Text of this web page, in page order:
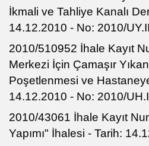
İkmali ve Tahliye Kanalı
14.12.2010 - No: 2010/
2010/510952 İhale Kayıt
Merkezi İçin Çamaşır
Poşetlenmesi ve
14.12.2010 - No: 2010/
2010/43061 İhale Kayıt
Yapımı" İhalesi - Tarih: